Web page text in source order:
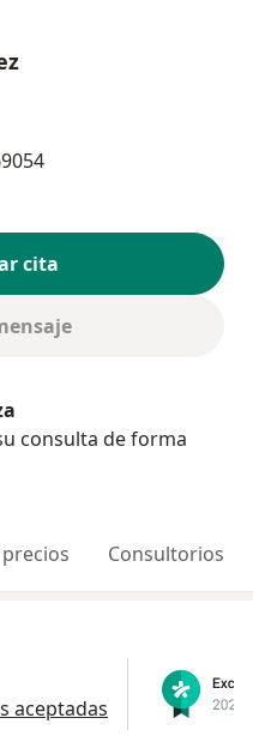
cita
consulta de forma
Consultorios
aceptadas